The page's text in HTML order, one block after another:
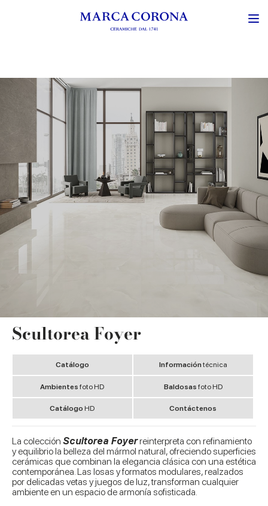
Scultorea Foyer
Catálogo Informacióntécnica
Ambientesfoto HD Baldosas foto HD
Catálogo HD Contáctenos
La colección Scultorea Foyerreinterpreta con refinamiento
y equilibrio la belleza del mármol natural, ofreciendo superficies
cerámicas que combinan la elegancia clásica con una estética
contemporánea. Las losas y formatos modulares, realzados
por delicadas vetas y juegos de luz, transforman cualquier
ambiente en un espacio de armonía sofisticada.